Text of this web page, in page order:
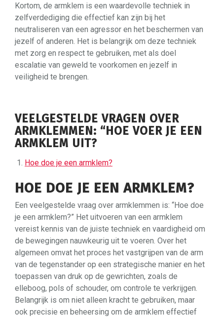
Kortom, de armklem is een waardevolle techniek in
zelfverdediging die effectief kan zijn bij het
neutraliseren van een agressor en het beschermen van
jezelf of anderen. Het is belangrijk om deze techniek
met zorg en respect te gebruiken, met als doel
escalatie van geweld te voorkomen en jezelf in
veiligheid te brengen.
VEELGESTELDE VRAGEN OVER
ARMKLEMMEN: “HOE VOER JE EEN
ARMKLEM UIT?
Hoe doe je een armklem?
HOE DOE JE EEN ARMKLEM?
Een veelgestelde vraag over armklemmen is: “Hoe doe
je een armklem?” Het uitvoeren van een armklem
vereist kennis van de juiste techniek en vaardigheid om
de bewegingen nauwkeurig uit te voeren. Over het
algemeen omvat het proces het vastgrijpen van de arm
van de tegenstander op een strategische manier en het
toepassen van druk op de gewrichten, zoals de
elleboog, pols of schouder, om controle te verkrijgen.
Belangrijk is om niet alleen kracht te gebruiken, maar
ook precisie en beheersing om de armklem effectief